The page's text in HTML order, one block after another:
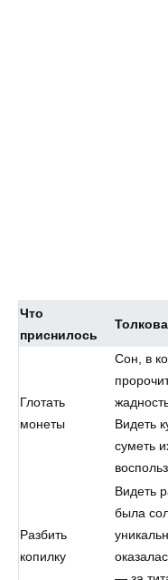
Что
приснилось
Глотать
монеты
Сон, в
Видеть
суметь
Разбить
копилку
Видеть
была